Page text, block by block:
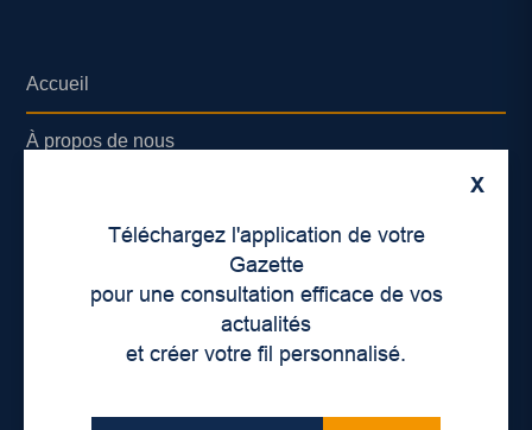
X
Téléchargez l'application de votre
Gazette
pour une consultation efficace de vos
actualités
et créer votre fil personnalisé.
Accueil
À propos de nous
Lieux de distribution